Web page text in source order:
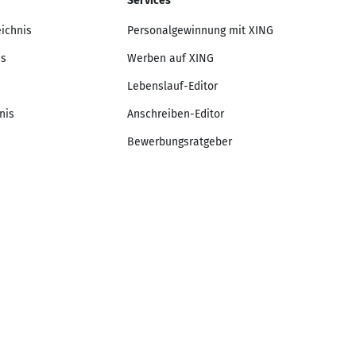
Personalgewinnung mit XING
Werben auf XING
Lebenslauf-Editor
Anschreiben-Editor
Bewerbungsratgeber